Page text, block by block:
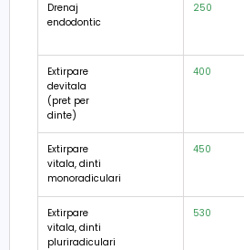
Drenaj
endodontic
250
Extirpare
devitala
(pret per
dinte)
400
Extirpare
vitala, dinti
monoradiculari
450
Extirpare
vitala, dinti
pluriradiculari
530